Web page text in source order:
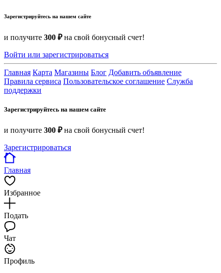
Зарегистрируйтесь на нашем сайте
и получите 300 ₽на свой бонусный счет!
Войти или зарегистрироваться
Главная Карта Магазины Блог Добавить объявление
Правила сервиса Пользовательское соглашение Служба
поддержки
Зарегистрируйтесь на нашем сайте
и получите 300 ₽на свой бонусный счет!
Зарегистрироваться
Главная
Избранное
Подать
Чат
Профиль